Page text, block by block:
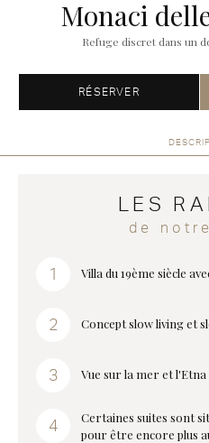
Monaci
Refuge discret dans un
RÉSERVER
LES
de
Villa du 19ème siècle
Concept slow living et
Vue sur la mer et l'Etna
Certaines suites sont
pour être encore plus